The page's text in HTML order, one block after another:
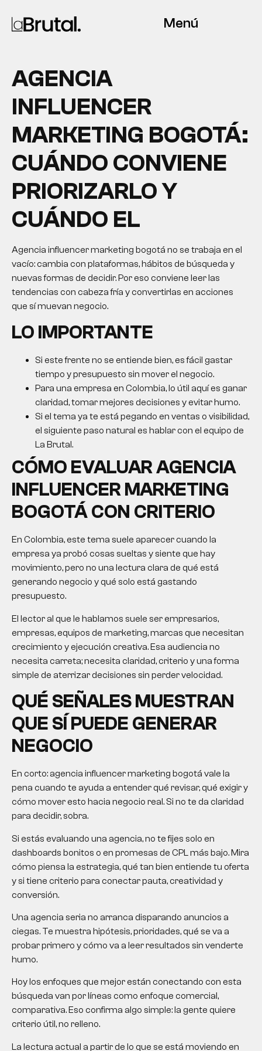
Menú
AGENCIA
INFLUENCER
MARKETING BOGOTÁ:
CUÁNDO CONVIENE
PRIORIZARLO Y
CUÁNDO EL
Agencia influencer marketing bogotá no se trabaja en el
vacío: cambia con plataformas, hábitos de búsqueda y
nuevas formas de decidir. Por eso conviene leer las
tendencias con cabeza fría y convertirlas en acciones
que sí muevan negocio.
LO IMPORTANTE
Si este frente no se entiende bien, es fácil gastar
tiempo y presupuesto sin mover el negocio.
Para una empresa en Colombia, lo útil aquí es ganar
claridad, tomar mejores decisiones y evitar humo.
Si el tema ya te está pegando en ventas o visibilidad,
el siguiente paso natural es hablar con el equipo de
La Brutal.
CÓMO EVALUARAGENCIA
INFLUENCER MARKETING
BOGOTÁCON CRITERIO
En Colombia, este tema suele aparecer cuando la
empresa ya probó cosas sueltas y siente que hay
movimiento, pero no una lectura clara de qué está
generando negocio y qué solo está gastando
presupuesto.
El lector al que le hablamos suele ser empresarios,
empresas, equipos de marketing, marcas que necesitan
crecimiento y ejecución creativa. Esa audiencia no
necesita carreta; necesita claridad, criterio y una forma
simple de aterrizar decisiones sin perder velocidad.
QUÉ SEÑALES MUESTRAN
QUE SÍ PUEDE GENERAR
NEGOCIO
En corto: agencia influencer marketing bogotá vale la
pena cuando te ayuda a entender qué revisar, qué exigir y
cómo mover esto hacia negocio real. Si no te da claridad
para decidir, sobra.
Si estás evaluando una agencia, no te fijes solo en
dashboards bonitos o en promesas de CPL más bajo. Mira
cómo piensa la estrategia, qué tan bien entiende tu oferta
y si tiene criterio para conectar pauta, creatividad y
conversión.
Una agencia seria no arranca disparando anuncios a
ciegas. Te muestra hipótesis, prioridades, qué se va a
probar primero y cómo va a leer resultados sin venderte
humo.
Hoy los enfoques que mejor están conectando con esta
búsqueda van por líneas como enfoque comercial,
comparativa. Eso confirma algo simple: la gente quiere
criterio útil, no relleno.
La lectura actual a partir de lo que se está moviendo en